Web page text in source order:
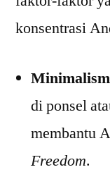
konsentrasi
di ponsel
membantu
Freedom.